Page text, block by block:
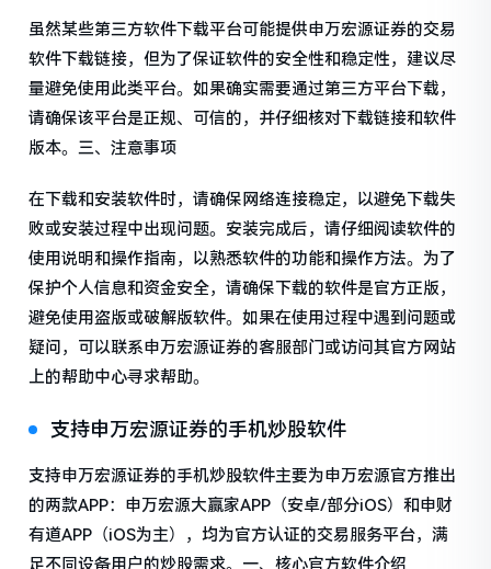
虽然某些第三方软件下载平台可能提供申万宏源证券的交易
软件下载链接，但为了保证软件的安全性和稳定性，建议尽
量避免使用此类平台。如果确实需要通过第三方平台下载，
请确保该平台是正规、可信的，并仔细核对下载链接和软件
版本。三、注意事项
在下载和安装软件时，请确保网络连接稳定，以避免下载失
败或安装过程中出现问题。安装完成后，请仔细阅读软件的
使用说明和操作指南，以熟悉软件的功能和操作方法。为了
保护个人信息和资金安全，请确保下载的软件是官方正版，
避免使用盗版或破解版软件。如果在使用过程中遇到问题或
疑问，可以联系申万宏源证券的客服部门或访问其官方网站
上的帮助中心寻求帮助。
支持申万宏源证券的手机炒股软件
支持申万宏源证券的手机炒股软件主要为申万宏源官方推出
的两款APP：申万宏源大赢家APP（安卓/部分iOS）和申财
有道APP（iOS为主），均为官方认证的交易服务平台，满